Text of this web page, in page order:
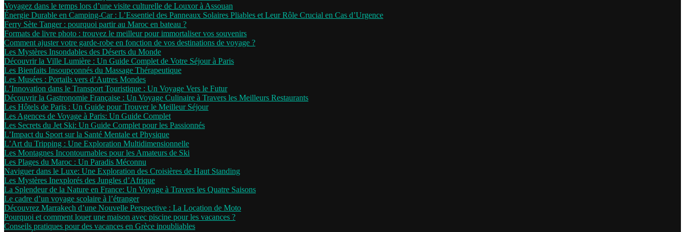
Voyagez dans le temps lors d’une visite culturelle de Louxor à Assouan
Énergie Durable en Camping-Car : L’Essentiel des Panneaux Solaires Pliables et Leur Rôle Crucial en Cas d’Urgence
Ferry Sète Tanger : pourquoi partir au Maroc en bateau ?
Formats de livre photo : trouvez le meilleur pour immortaliser vos souvenirs
Comment ajuster votre garde-robe en fonction de vos destinations de voyage ?
Les Mystères Insondables des Déserts du Monde
Découvrir la Ville Lumière : Un Guide Complet de Votre Séjour à Paris
Les Bienfaits Insoupçonnés du Massage Thérapeutique
Les Musées : Portails vers d’Autres Mondes
L’Innovation dans le Transport Touristique : Un Voyage Vers le Futur
Découvrir la Gastronomie Française : Un Voyage Culinaire à Travers les Meilleurs Restaurants
Les Hôtels de Paris : Un Guide pour Trouver le Meilleur Séjour
Les Agences de Voyage à Paris: Un Guide Complet
Les Secrets du Jet Ski: Un Guide Complet pour les Passionnés
L’Impact du Sport sur la Santé Mentale et Physique
L’Art du Tripping : Une Exploration Multidimensionnelle
Les Montagnes Incontournables pour les Amateurs de Ski
Les Plages du Maroc : Un Paradis Méconnu
Naviguer dans le Luxe: Une Exploration des Croisières de Haut Standing
Les Mystères Inexplorés des Jungles d’Afrique
La Splendeur de la Nature en France: Un Voyage à Travers les Quatre Saisons
Le cadre d’un voyage scolaire à l’étranger
Découvrez Marrakech d’une Nouvelle Perspective : La Location de Moto
Pourquoi et comment louer une maison avec piscine pour les vacances ?
Conseils pratiques pour des vacances en Grèce inoubliables